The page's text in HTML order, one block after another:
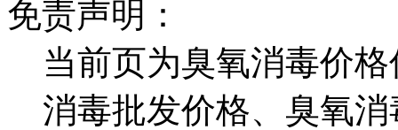
免责声明：
当前页为臭氧消毒价
消毒批发价格、臭氧